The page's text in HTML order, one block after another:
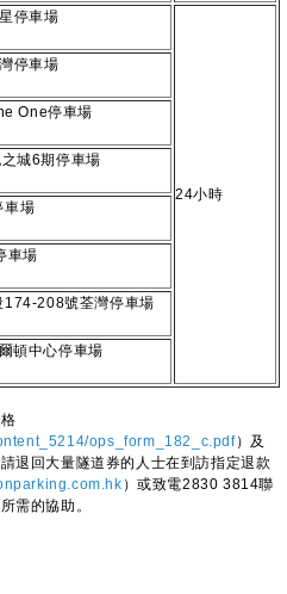
停車場
24小時
停車場
One停車場
城6期停車場
車場
車場
208號荃灣停車場
頓中心停車場
ops_form_182_c.pdf）及
退回大量隧道券的人士在到訪指定退款
）或致電2830 3814聯
需的協助。